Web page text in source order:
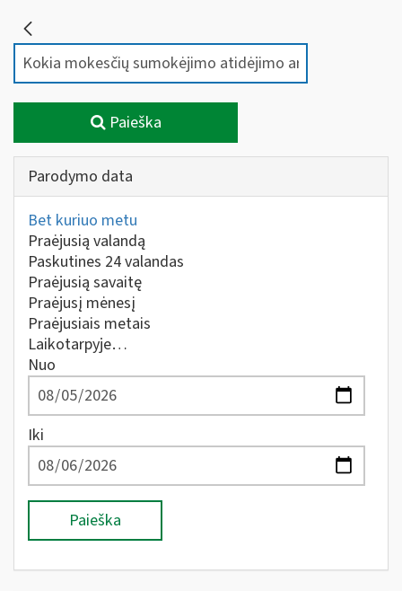
Paieška
Parodymo data
Bet kuriuo metu
Praėjusią valandą
Paskutines 24 valandas
Praėjusią savaitę
Praėjusį mėnesį
Praėjusiais metais
Laikotarpyje…
Nuo
Iki
Paieška